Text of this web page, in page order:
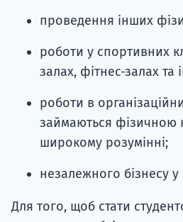
проведення інших
роботи у спортивних
залах, фітнес-залах та
роботи в
займаються фізичною
широкому розумінні;
незалежного бізнесу у
Для того, щоб стати